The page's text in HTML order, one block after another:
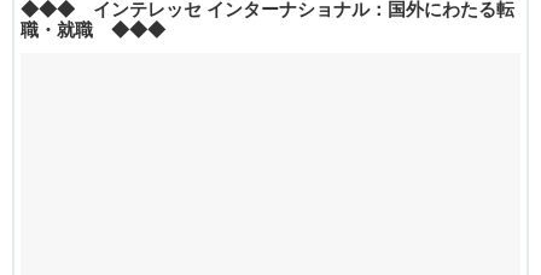
◆◆◆ インテレッセ インターナショナル：国外にわたる転
職・就職 ◆◆◆